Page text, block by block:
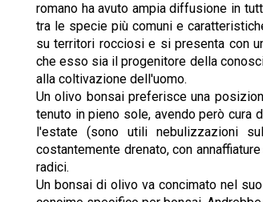
romano ha avuto ampia diffusione in
tra le specie più comuni e
su territori rocciosi e si presenta con
che esso sia il progenitore della
alla coltivazione dell'uomo.
Un olivo bonsai preferisce una
tenuto in pieno sole, avendo però cura
l'estate (sono utili nebulizzazioni
costantemente drenato, con
radici.
Un bonsai di olivo va concimato nel